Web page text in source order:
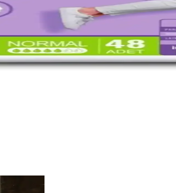
çeşitli markalar ve modellerle günlük kullanımda
Konfor ve Güvenlik
yapısı ve kötü koku kontrolü ile gün boyu
İçin Uygun Seçenek